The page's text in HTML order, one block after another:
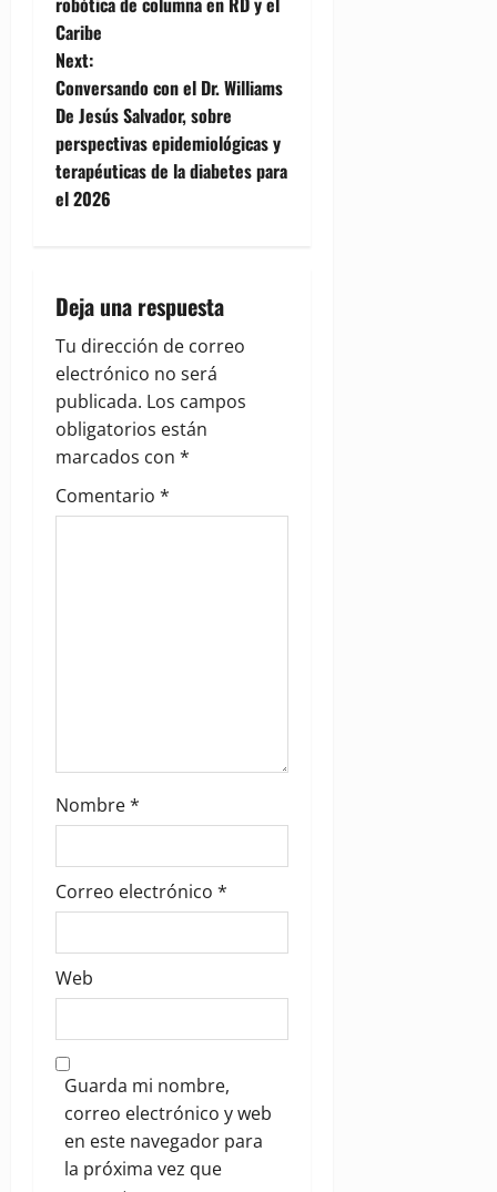
s
t
n
a
i
g
a
t
i
o
Caribe
Next:
Conversando con el Dr. Williams
De Jesús Salvador, sobre
perspectivas epidemiológicas y
terapéuticas de la diabetes para
el 2026
Deja una respuesta
Tu dirección de correo
electrónico no será
publicada. Los campos
obligatorios están
marcados con *
Comentario *
Nombre*
Correo electrónico *
Web
Guarda mi nombre,
correo electrónico y web
en este navegador para
la próxima vez que